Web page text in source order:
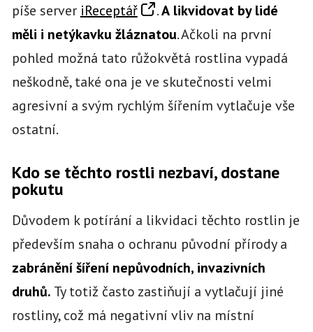
píše server iReceptář .A likvidovat by lidé
měli i netýkavku žláznatou. Ačkoli na první
pohled možná tato růžokvětá rostlina vypadá
neškodně, také ona je ve skutečnosti velmi
agresivní a svým rychlým šířením vytlačuje vše
ostatní.
Kdo se těchto rostli nezbaví, dostane
pokutu
Důvodem k potírání a likvidaci těchto rostlin je
především snaha o ochranu původní přírody a
zabránění šíření nepůvodních, invazivních
druhů. Ty totiž často zastiňují a vytlačují jiné
rostliny, což má negativní vliv na místní